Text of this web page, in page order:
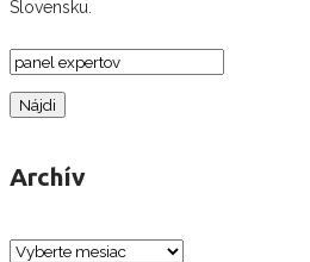
Slovensku.
Hľadať:
Archív
Archív